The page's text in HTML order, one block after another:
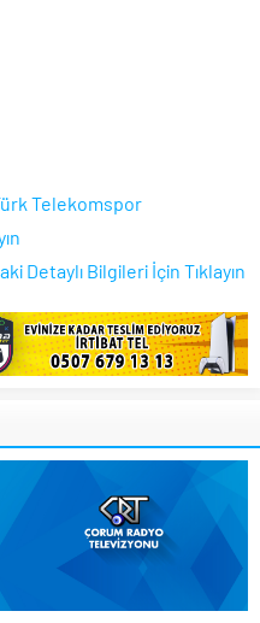
Telekomspor
Detaylı Bilgileri İçin Tıklayın